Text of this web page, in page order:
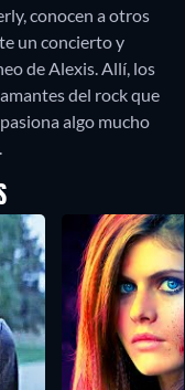
conocen a otros
un concierto y
de Alexis. Allí, los
del rock que
algo mucho